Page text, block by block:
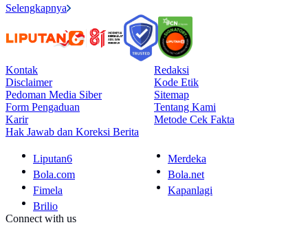
Selengkapnya
Kontak
Redaksi
Disclaimer
Kode Etik
Pedoman Media Siber
Sitemap
Form Pengaduan
Tentang Kami
Karir
Metode Cek Fakta
Hak Jawab dan Koreksi Berita
Liputan6
Merdeka
Bola.com
Bola.net
Fimela
Kapanlagi
Brilio
Connect with us